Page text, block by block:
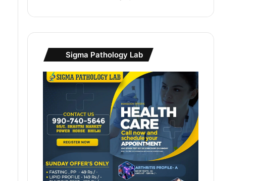
G
न्च
कि
या
Sigma Pathology Lab